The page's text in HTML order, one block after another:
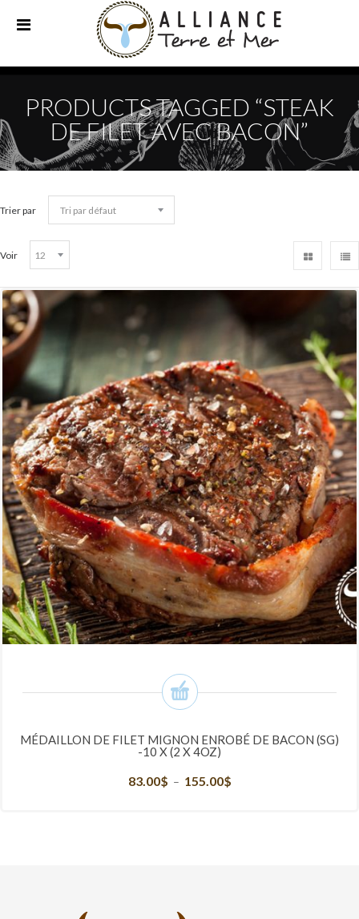
PRODUCTS TAGGED “STEAK
DE FILET AVEC BACON”
Trier par
Voir
MÉDAILLON DE FILET MIGNON ENROBÉ DE BACON (SG)
-10 X (2 X 4OZ)
83.00$ – 155.00$Plage